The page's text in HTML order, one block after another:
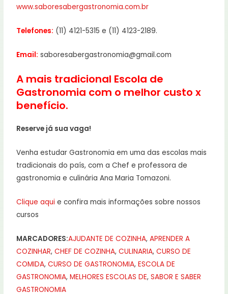
www.saboresabergastronomia.com.br
Telefones: (11) 4121-5315 e (11) 4123-2189.
Email: saboresabergastronomia@gmail.com
A mais tradicional Escola de
Gastronomia com o melhor custo x
benefício.
Reserve já sua vaga!
Venha estudar Gastronomia em uma das escolas mais
tradicionais do país, com a Chef e professora de
gastronomia e culinária Ana Maria Tomazoni.
Clique aqui e confira mais informações sobre nossos
cursos
MARCADORES:AJUDANTE DE COZINHA,APRENDER A
COZINHAR,CHEF DE COZINHA,CULINARIA,CURSO DE
COMIDA,CURSO DE GASTRONOMIA,ESCOLA DE
GASTRONOMIA,MELHORES ESCOLAS DE,SABOR E SABER
GASTRONOMIA